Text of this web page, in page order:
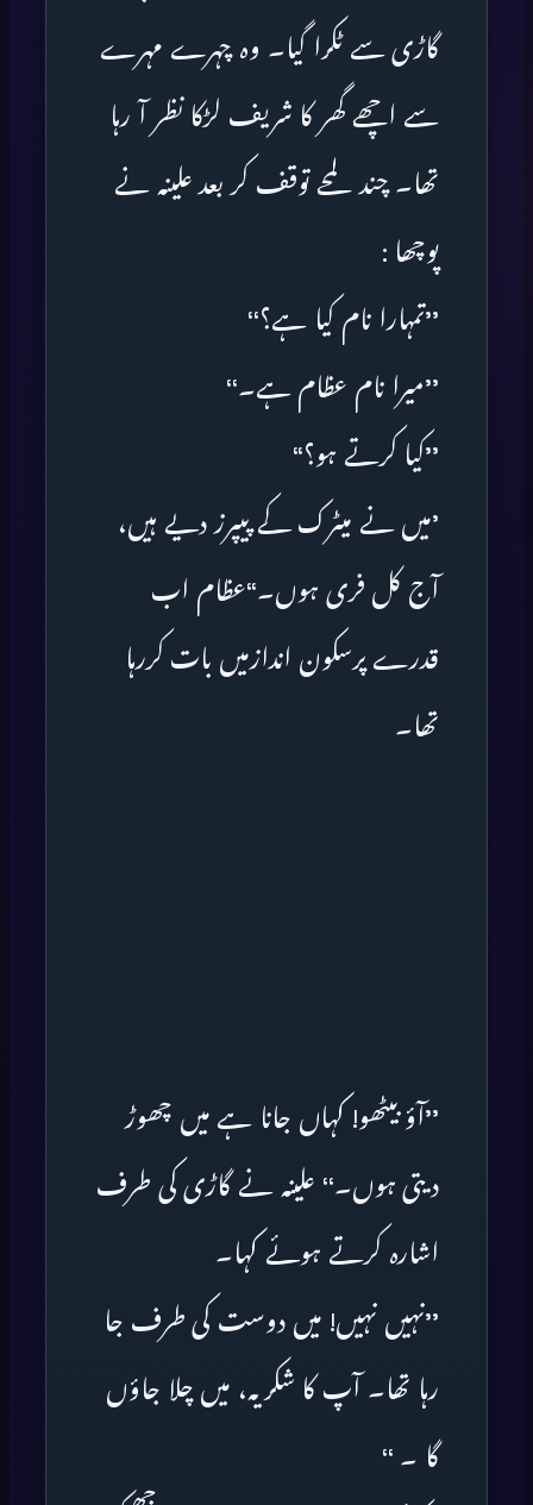
گاڑی سے ٹکرا گیا۔ وہ چہرے مہرے
سے اچھے گھر کا شریف لڑکا نظر آ رہا
تھا۔ چند لمحے توقف کر بعد علینہ نے
پوچھا :
’’تمہارا نام کیا ہے؟‘‘
’’میرا نام عظام ہے۔‘‘
’’کیا کرتے ہو؟‘‘
’میں نے میٹرک کے پیپرز دیے ہیں،
آج کل فری ہوں۔‘‘عظام اب
قدرے پرسکون اندازمیں بات کررہا
تھا۔
’’آؤ بیٹھو! کہاں جانا ہے میں چھوڑ
دیتی ہوں۔‘‘ علینہ نے گاڑی کی طرف
اشارہ کرتے ہوئے کہا۔
’’نہیں نہیں! میں دوست کی طرف جا
رہا تھا۔ آپ کا شکریہ، میں چلا جاؤں
گا ۔ ‘‘